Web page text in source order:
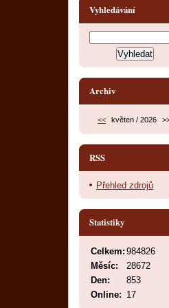
Vyhledávání
Archiv
<< květen / 2026
RSS
Přehled zdrojů
Statistiky
Online: 17
Celkem: 984826
Měsíc:
28672
Den:
853